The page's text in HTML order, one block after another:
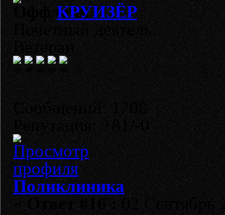
КРУИЗЁР
Почетный деятель
Ветеран
Сообщений: 1708
Репутация: +81/-0
Поликлиника
«Ответ #16 :02 Сентябрь